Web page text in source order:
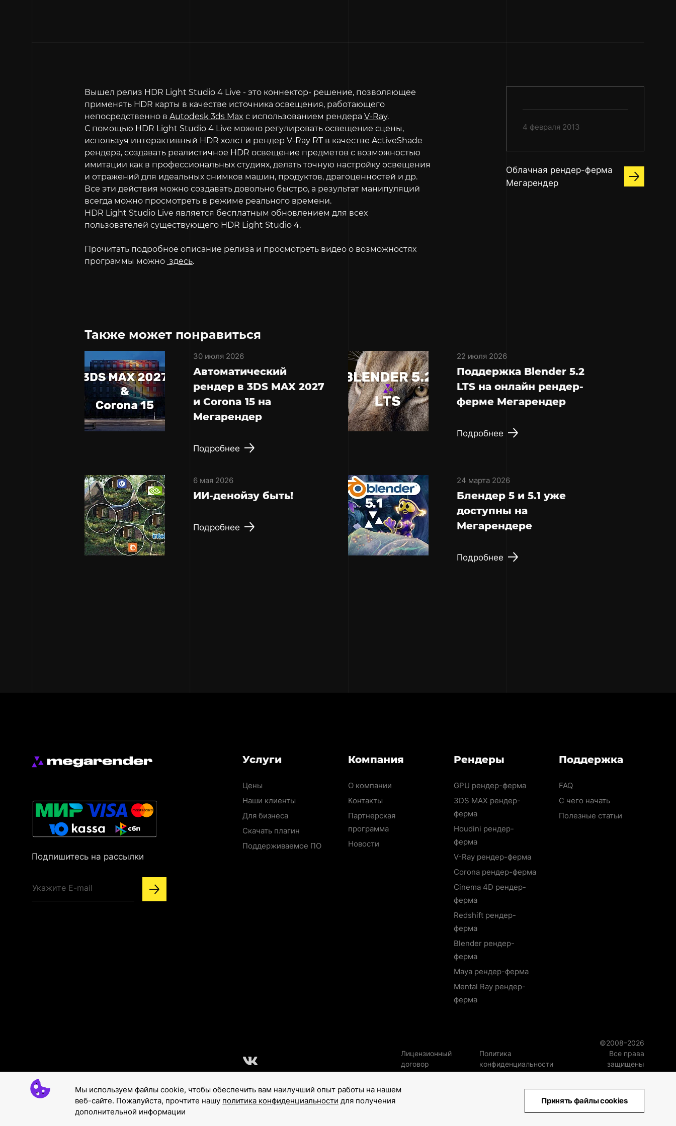
Вышел релиз HDR Light Studio 4 Live - это коннектор- решение, позволяющее
применять HDR карты в качестве источника освещения, работающего
непосредственно в Autodesk 3ds Max с использованием рендера V-Ray.
С помощью HDR Light Studio 4 Live можно регулировать освещение сцены,
используя интерактивный HDR холст и рендер V-Ray RT в качестве ActiveShade
рендера, создавать реалистичное HDR освещение предметов с возможностью
имитации как в профессиональных студиях, делать точную настройку освещения
и отражений для идеальных снимков машин, продуктов, драгоценностей и др.
Все эти действия можно создавать довольно быстро, а результат манипуляций
всегда можно просмотреть в режиме реального времени.
HDR Light Studio Live является бесплатным обновлением для всех
пользователей существующего HDR Light Studio 4.
Прочитать подробное описание релиза и просмотреть видео о возможностях
программы можно здесь.
4 февраля 2013
Облачная рендер-ферма
Мегарендер
Также может понравиться
30 июля 2026
Автоматический
рендер в 3DS MAX 2027
и Corona 15 на
Мегарендер
Подробнее
22 июля 2026
Поддержка Blender 5.2
LTS на онлайн рендер-
ферме Мегарендер
Подробнее
6 мая 2026
ИИ-денойзу быть!
Подробнее
24 марта 2026
Блендер 5 и 5.1 уже
доступны на
Мегарендере
Подробнее
Подпишитесь на рассылки
Меню
раздела
Услуги
Цены
Наши клиенты
Для бизнеса
Скачать плагин
Поддерживаемое ПО
Компания
О компании
Контакты
Партнерская
программа
Новости
Рендеры
GPU рендер-ферма
3DS MAX рендер-
ферма
Houdini рендер-
ферма
V-Ray рендер-ферма
Corona рендер-ферма
Cinema 4D рендер-
ферма
Redshift рендер-
ферма
Blender рендер-
ферма
Maya рендер-ферма
Mental Ray рендер-
ферма
Поддержка
FAQ
С чего начать
Полезные статьи
Лицензионный
договор
Политика
конфиденциальности
©2008–2026
Все права
защищены
Мы используем файлы cookie, чтобы обеспечить вам наилучший опыт работы на нашем
веб-сайте. Пожалуйста, прочтите нашу политика конфиденциальности для получения
дополнительной информации
Принять файлы cookies